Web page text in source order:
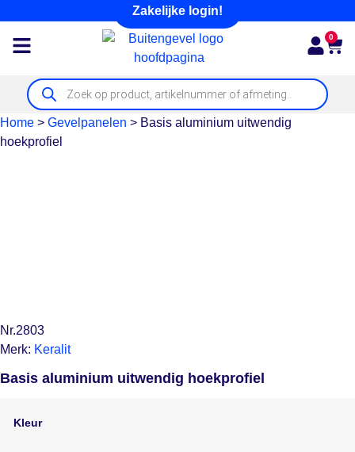
Zakelijke login!
0
Home > Gevelpanelen > Basis aluminium uitwendig
hoekprofiel
Nr.2803
Merk: Keralit
Basis aluminium uitwendig hoekprofiel
Kleur